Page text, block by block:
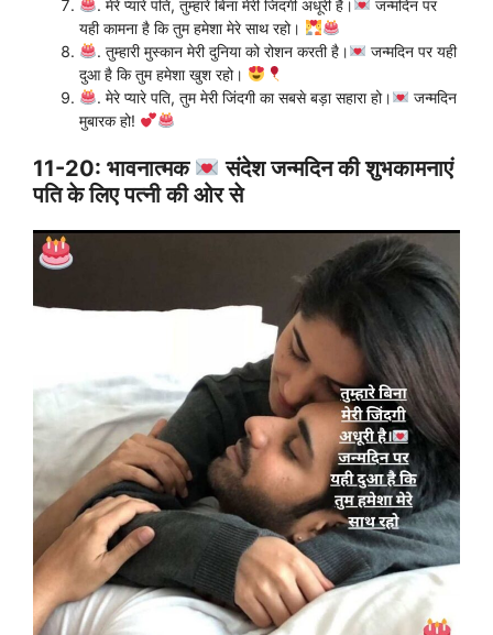
. मेरे प्यारे पति, तुम्हारे बिना मेरी जिंदगी अधूरी है।
जन्मदिन पर
यही कामना है कि तुम हमेशा मेरे साथ रहो।
. तुम्हारी मुस्कान मेरी दुनिया को रोशन करती है।
जन्मदिन पर यही
दुआ है कि तुम हमेशा खुश रहो।
. मेरे प्यारे पति, तुम मेरी जिंदगी का सबसे बड़ा सहारा हो।
जन्मदिन
मुबारक हो!
11-20: भावनात्मक
संदेश जन्मदिन की शुभकामनाएं
पति के लिए पत्नी की ओर से